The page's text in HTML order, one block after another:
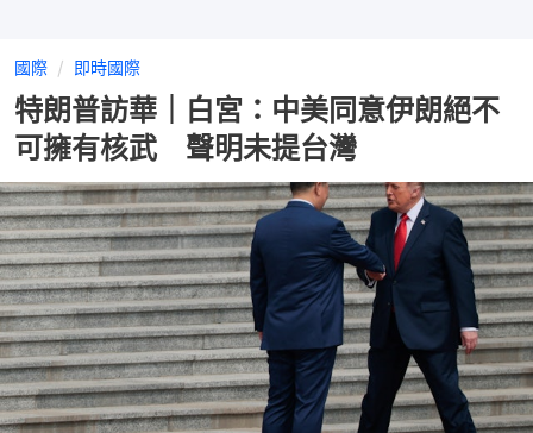
國際 即時國際
特朗普訪華｜白宮：中美同意伊朗絕不
可擁有核武 聲明未提台灣